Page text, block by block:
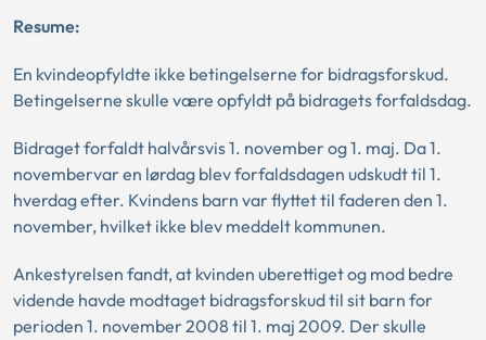
Resume:
En kvindeopfyldte ikke betingelserne for bidragsforskud.
Betingelserne skulle være opfyldt på bidragets forfaldsdag.
Bidraget forfaldt halvårsvis 1. november og 1. maj. Da 1.
novembervar en lørdag blev forfaldsdagen udskudt til 1.
hverdag efter. Kvindens barn var flyttet til faderen den 1.
november, hvilket ikke blev meddelt kommunen.
Ankestyrelsen fandt, at kvinden uberettiget og mod bedre
vidende havde modtaget bidragsforskud til sit barn for
perioden 1. november 2008 til 1. maj 2009. Der skulle